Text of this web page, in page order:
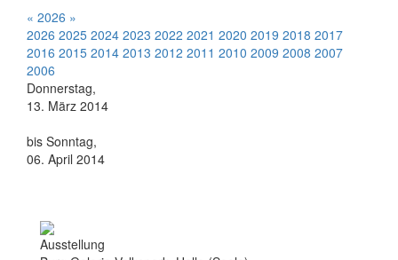
« 2026 »
2026 2025 2024 2023 2022 2021 2020 2019 2018 2017
2016 2015 2014 2013 2012 2011 2010 2009 2008 2007
2006
Donnerstag,
13. März 2014
bis Sonntag,
06. April 2014
Ausstellung